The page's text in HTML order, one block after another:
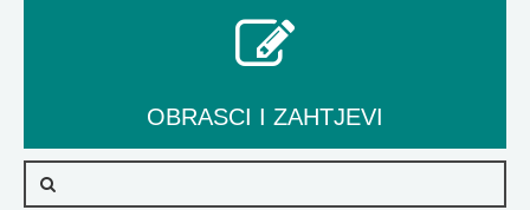
OBRASCI I ZAHTJEVI